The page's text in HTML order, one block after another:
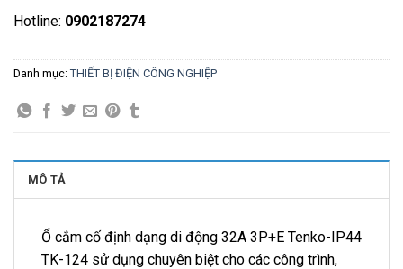
Hotline: 0902187274
Danh mục: THIẾT BỊ ĐIỆN CÔNG NGHIỆP
MÔ TẢ
Ổ cắm cố định dạng di động 32A 3P+E Tenko-IP44
TK-124 sử dụng chuyên biệt cho các công trình,